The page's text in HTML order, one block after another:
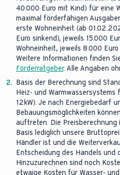
40.000 Euro mit Kind) für eine
maximal förderfähigen
erste Wohneinheit (ab
Euro sinkend), jeweils 15.000
Wohneinheit, jeweils 8.000
Weitere Informationen finden
Förderratgeber. Alle Angaben
2. Basis der Berechnung sind
Heiz- und Warmwassersystems
12kW). Je nach Energiebedarf
Bebauungsmöglichkeiten
auftreten. Die
Basis lediglich unsere
Händler ist und die
Entscheidung des Handels und
Hinzuzurechnen sind noch
etwaige Kosten für Wasser-